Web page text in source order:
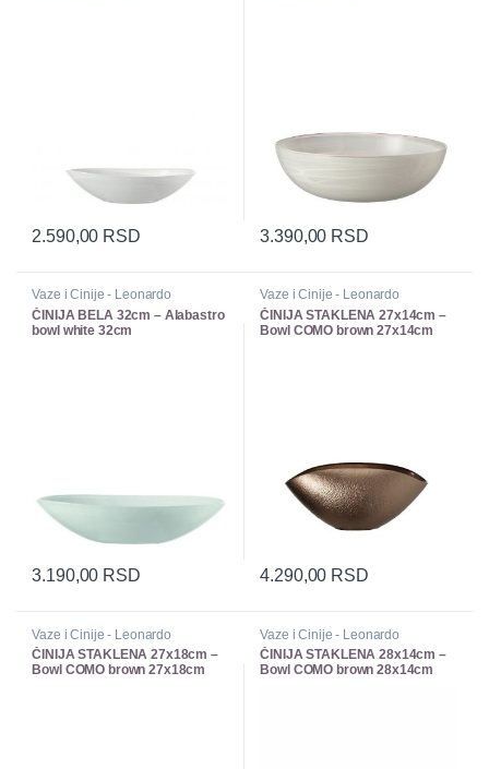
2.590,00 RSD 3.390,00 RSD
Vaze i Cinije - Leonardo
ČINIJA BELA 32cm – Alabastro
bowl white 32cm
3.190,00 RSD
Vaze i Cinije - Leonardo
ČINIJA STAKLENA 27x14cm –
Bowl COMO brown 27x14cm
4.290,00 RSD
Vaze i Cinije - Leonardo
ČINIJA STAKLENA 27x18cm –
Bowl COMO brown 27x18cm
Vaze i Cinije - Leonardo
ČINIJA STAKLENA 28x14cm –
Bowl COMO brown 28x14cm